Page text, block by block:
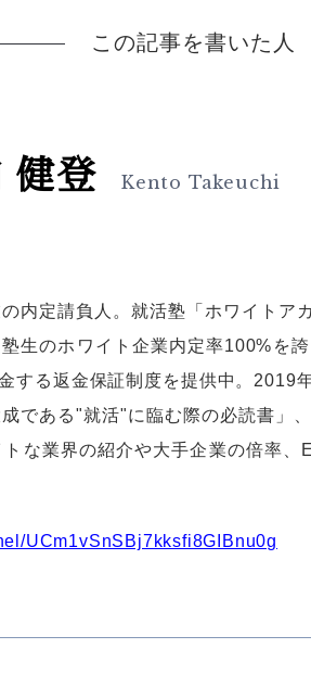
この記事を書いた人
健登 Kento Takeuchi
内定請負人。就活塾「ホワイトア
生のホワイト企業内定率100%を
する返金保証制度を提供中。2019
である"就活"に臨む際の必読書」
な業界の紹介や大手企業の倍率
UCm1vSnSBj7kksfi8GIBnu0g